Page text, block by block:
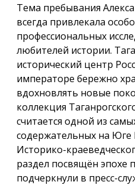
Тема пребывания
всегда привлекала
профессиональных
любителей истории.
исторический центр
императоре бережно
вдохновлять новые
коллекция
считается одной из
содержательных на Юге
Историко-
раздел посвящён эпохе
подчеркнули в пресс-